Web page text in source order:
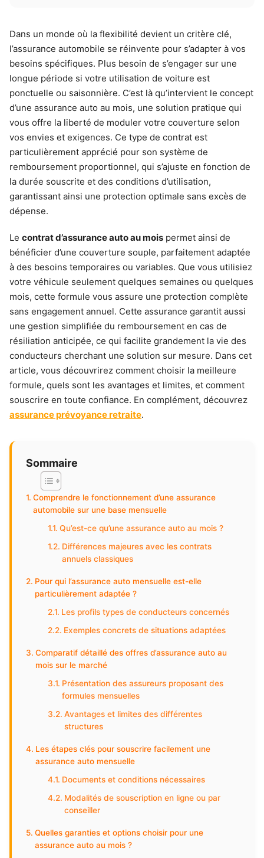
Dans un monde où la flexibilité devient un critère clé,
l’assurance automobile se réinvente pour s’adapter à vos
besoins spécifiques. Plus besoin de s’engager sur une
longue période si votre utilisation de voiture est
ponctuelle ou saisonnière. C’est là qu’intervient le concept
d’une assurance auto au mois, une solution pratique qui
vous offre la liberté de moduler votre couverture selon
vos envies et exigences. Ce type de contrat est
particulièrement apprécié pour son système de
remboursement proportionnel, qui s’ajuste en fonction de
la durée souscrite et des conditions d’utilisation,
garantissant ainsi une protection optimale sans excès de
dépense.
Le contrat d’assurance auto au mois permet ainsi de
bénéficier d’une couverture souple, parfaitement adaptée
à des besoins temporaires ou variables. Que vous utilisiez
votre véhicule seulement quelques semaines ou quelques
mois, cette formule vous assure une protection complète
sans engagement annuel. Cette assurance garantit aussi
une gestion simplifiée du remboursement en cas de
résiliation anticipée, ce qui facilite grandement la vie des
conducteurs cherchant une solution sur mesure. Dans cet
article, vous découvrirez comment choisir la meilleure
formule, quels sont les avantages et limites, et comment
souscrire en toute confiance. En complément, découvrez
assurance prévoyance retraite.
Sommaire
Comprendre le fonctionnement d’une assurance
automobile sur une base mensuelle
Qu’est-ce qu’une assurance auto au mois ?
Différences majeures avec les contrats
annuels classiques
Pour qui l’assurance auto mensuelle est-elle
particulièrement adaptée ?
Les profils types de conducteurs concernés
Exemples concrets de situations adaptées
Comparatif détaillé des offres d’assurance auto au
mois sur le marché
Présentation des assureurs proposant des
formules mensuelles
Avantages et limites des différentes
structures
Les étapes clés pour souscrire facilement une
assurance auto mensuelle
Documents et conditions nécessaires
Modalités de souscription en ligne ou par
conseiller
Quelles garanties et options choisir pour une
assurance auto au mois ?